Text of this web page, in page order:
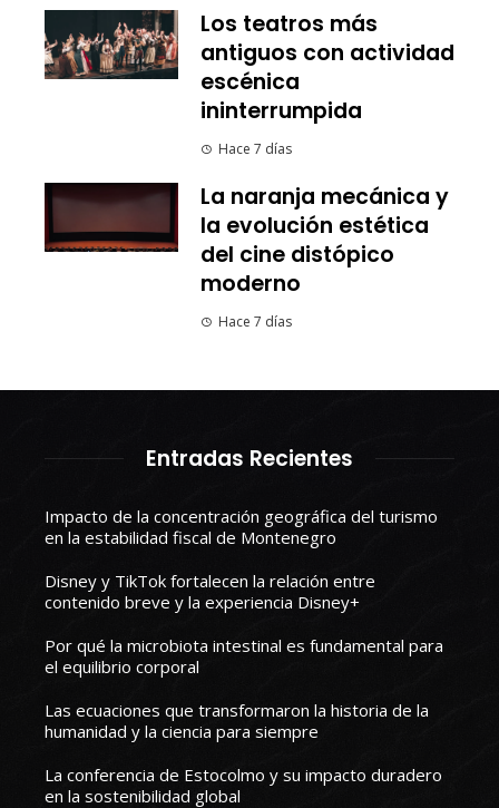
Los teatros más
antiguos con actividad
escénica
ininterrumpida
Hace 7 días
La naranja mecánica y
la evolución estética
del cine distópico
moderno
Hace 7 días
Entradas Recientes
Impacto de la concentración geográfica del turismo
en la estabilidad fiscal de Montenegro
Disney y TikTok fortalecen la relación entre
contenido breve y la experiencia Disney+
Por qué la microbiota intestinal es fundamental para
el equilibrio corporal
Las ecuaciones que transformaron la historia de la
humanidad y la ciencia para siempre
La conferencia de Estocolmo y su impacto duradero
en la sostenibilidad global